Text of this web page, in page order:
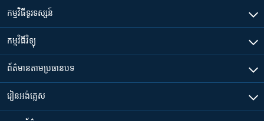
កម្មវិធី​ទូរទស្សន៍
កម្មវិធី​វិទ្យុ
ព័ត៌មាន​តាមប្រធានបទ​
រៀន​​អង់គ្លេស